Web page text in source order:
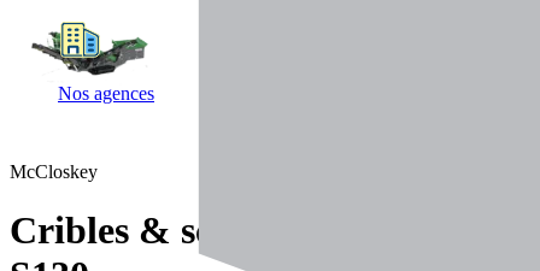
Nos agences
McCloskey
Cribles & scalpeurs